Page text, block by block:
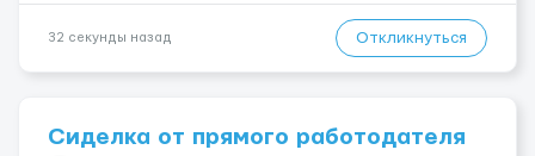
32 секунды назад Откликнуться
Сиделка от прямого работодателя